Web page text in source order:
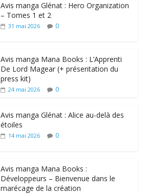
Avis manga Glénat : Hero Organization
– Tomes 1 et 2
31 mai 2026 0
Avis manga Mana Books : L’Apprenti
De Lord Magear (+ présentation du
press kit)
24 mai 2026 0
Avis manga Glénat : Alice au-delà des
étoiles
14 mai 2026 0
Avis manga Mana Books :
Développeurs – Bienvenue dans le
marécage de la création